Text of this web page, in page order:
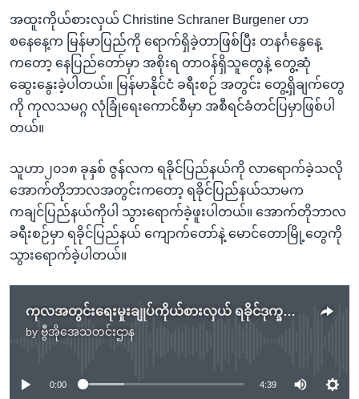
အထူးကိုယ်စားလှယ် Christine Schraner Burgener ဟာ
စနေနေ့က မြန်မာပြည်ကို ရောက်ရှိခဲ့တာဖြစ်ပြီး တနင်္ဂနွေနေ့
ကတော့ နေပြည်တော်မှာ အစိုးရ တာဝန်ရှိသူတွေနဲ့ တွေ့ဆုံ
ဆွေးနွေးခဲ့ပါတယ်။ မြန်မာနိုင်ငံ ခရီးစဉ် အတွင်း တွေ့ရှိချက်တွေ
ကို ကုလသမဂ္ဂ လုံခြုံရေးကောင်စီမှာ အစီရင်ခံတင်ပြမှာဖြစ်ပါ
တယ်။
သူဟာ၂၀၁၈ ခုနှစ် ဇွန်လက ရခိုင်ပြည်နယ်ကို လာရောက်ခဲ့သလို
အောက်တိုဘာလအတွင်းကတော့ ရခိုင်ပြည်နယ်သာမက
ကချင်ပြည်နယ်ကိုပါ သွားရောက်ခဲ့ဖူးပါတယ်။ အောက်တိုဘာလ
ခရီးစဉ်မှာ ရခိုင်ပြည်နယ် ကျောက်တော်နဲ့ မောင်တောမြို့တွေကို
သွားရောက်ခဲ့ပါတယ်။
ကုလအတွင်းရေးမှုးချုပ်ကိုယ်စားလှယ် ရခိုင်ဒုက္ခသည် စခန်းသွားရောက်
by ဗွီအိုအေသတင်းဌာန
No media source currently available
0:00 4:39